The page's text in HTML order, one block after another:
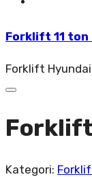
Forklift 11 ton
Forklift
Forklift
Kategori: